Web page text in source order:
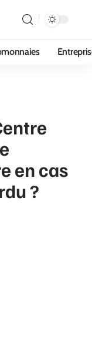
en cas
?